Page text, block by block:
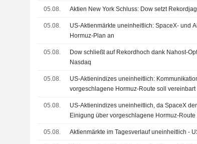
05.08. Aktien New York Schluss: Dow setzt
05.08.
US-Aktienmärkte uneinheitlich: SpaceX- und
Hormuz-Plan an
05.08.
Dow schließt auf Rekordhoch dank Nahost-
Nasdaq
05.08.
US-Aktienindizes uneinheitlich:
vorgeschlagene Hormuz-Route soll vereinbart
05.08.
US-Aktienindizes uneinheitlich, da SpaceX
Einigung über vorgeschlagene Hormuz-Route
05.08. Aktienmärkte im Tagesverlauf uneinheitlich -